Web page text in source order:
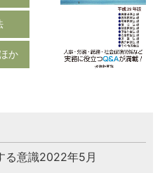
か
る意識2022年5月